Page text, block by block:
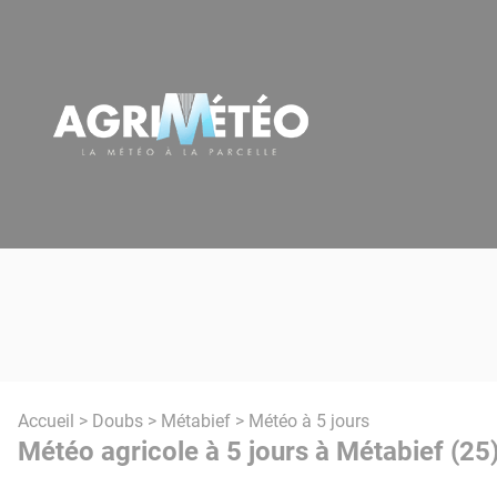
Accueil > Doubs > Métabief > Météo à 5 jours
Météo agricole à 5 jours à Métabief